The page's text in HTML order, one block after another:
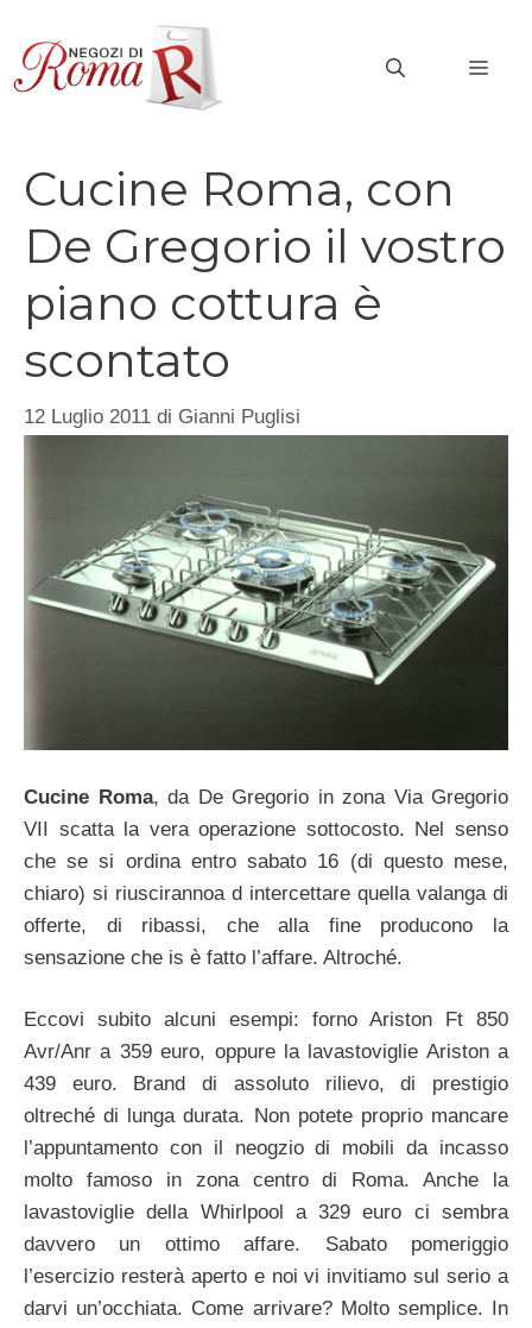
contenuto
Cucine Roma, con
De Gregorio il vostro
piano cottura è
scontato
12 Luglio 2011 di Gianni Puglisi
Cucine Roma, da De Gregorio in zona Via Gregorio
VII scatta la vera operazione sottocosto. Nel senso
che se si ordina entro sabato 16 (di questo mese,
chiaro) si riuscirannoa d intercettare quella valanga di
offerte, di ribassi, che alla fine producono la
sensazione che is è fatto l’affare. Altroché.
Eccovi subito alcuni esempi: forno Ariston Ft 850
Avr/Anr a 359 euro, oppure la lavastoviglie Ariston a
439 euro. Brand di assoluto rilievo, di prestigio
oltreché di lunga durata. Non potete proprio mancare
l’appuntamento con il neogzio di mobili da incasso
molto famoso in zona centro di Roma. Anche la
lavastoviglie della Whirlpool a 329 euro ci sembra
davvero un ottimo affare. Sabato pomeriggio
l’esercizio resterà aperto e noi vi invitiamo sul serio a
darvi un’occhiata. Come arrivare? Molto semplice. In